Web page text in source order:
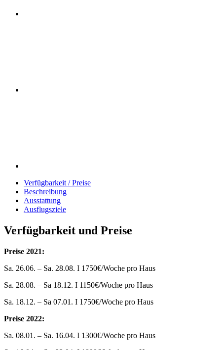
Verfügbarkeit / Preise
Beschreibung
Ausstattung
Ausflugsziele
Verfügbarkeit und Preise
Preise 2021:
Sa. 26.06. – Sa. 28.08. I 1750€/Woche pro Haus
Sa. 28.08. – Sa 18.12. I 1150€/Woche pro Haus
Sa. 18.12. – Sa 07.01. I 1750€/Woche pro Haus
Preise 2022:
Sa. 08.01. – Sa. 16.04. I 1300€/Woche pro Haus